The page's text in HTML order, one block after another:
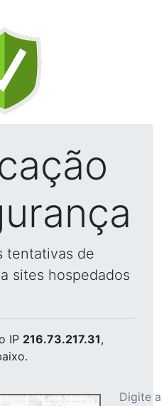
tentativas de
sites hospedados
IP 216.73.217.31,
Digite